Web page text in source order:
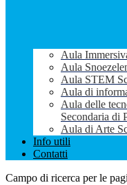
Aula
Aula
Aula STEM
Aula di
Aula delle
Secondaria di
Aula di Arte
Info utili
Contatti
Campo di ricerca per le